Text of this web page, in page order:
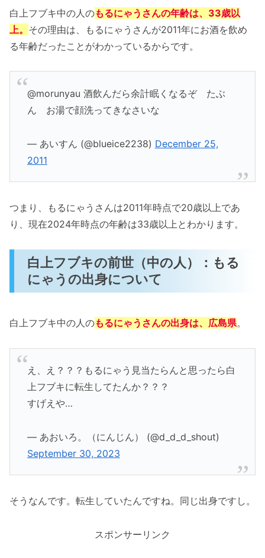
白上フブキ中の人のもるにゃうさんの年齢は、33歳以
上。 その理由は、もるにゃうさんが2011年にお酒を飲め
る年齢だったことがわかっているからです。
@morunyau 酒飲んだら余計眠くなるぞ たぶ
ん お湯で顔洗ってきなさいな
— あいすん (@blueice2238) December 25,
2011
つまり、もるにゃうさんは2011年時点で20歳以上であ
り、現在2024年時点の年齢は33歳以上とわかります。
白上フブキの前世（中の人）：もる
にゃうの出身について
白上フブキ中の人のもるにゃうさんの出身は、広島県。
え、え？？？もるにゃう見当たらんと思ったら白
上フブキに転生してたんか？？？
すげえや…
— あおいろ。（にんじん） (@d_d_d_shout)
September 30, 2023
そうなんです。転生していたんですね。同じ出身ですし。
スポンサーリンク